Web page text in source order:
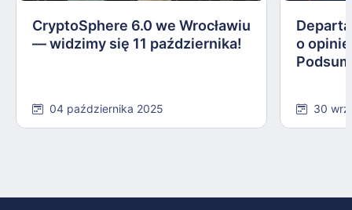
CryptoSphere 6.0 we Wrocławiu
— widzimy się 11 października!
04 października 2025
o opinie
30